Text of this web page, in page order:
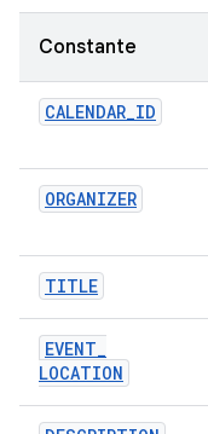
Constante
CALENDAR_ID
ORGANIZER
TITLE
EVENT_
LOCATION